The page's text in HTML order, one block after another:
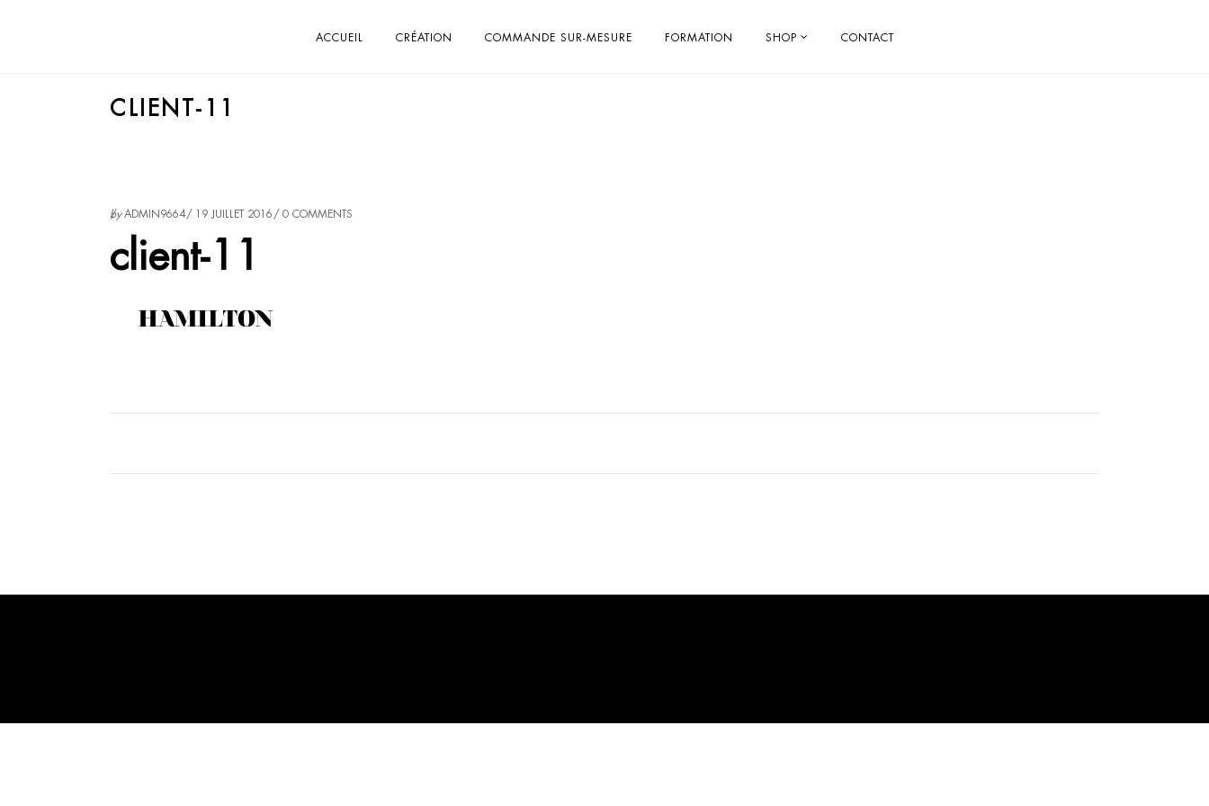
ACCUEIL CRÉATION COMMANDE SUR-MESURE FORMATION SHOP CONTACT
CLIENT-11
byADMIN9664 19 JUILLET 2016 0 COMMENTS
client-11